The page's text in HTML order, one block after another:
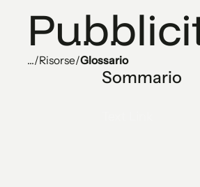
.../Risorse/Glossario
Sommario